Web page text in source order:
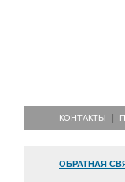
КОНТАКТЫ
ОБРАТНАЯ